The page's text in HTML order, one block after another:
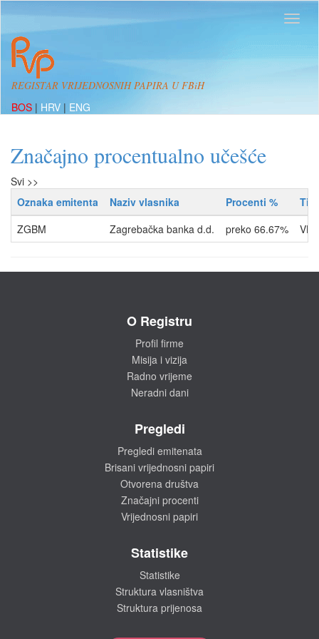
REGISTAR VRIJEDNOSNIH PAPIRA U FBiH
BOS | HRV | ENG
Značajno procentualno učešće
Svi >>
Oznaka emitenta
Naziv vlasnika Procenti %
Tip
ZGBM
Zagrebačka banka d.d. preko 66.67%
O Registru
Profil firme
Misija i vizija
Radno vrijeme
Neradni dani
Pregledi
Pregledi emitenata
Brisani vrijednosni papiri
Otvorena društva
Značajni procenti
Vrijednosni papiri
Statistike
Statistike
Struktura vlasništva
Struktura prijenosa